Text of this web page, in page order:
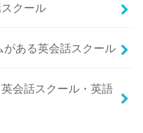
クール
ある英会話スクール
会話スクール・英語